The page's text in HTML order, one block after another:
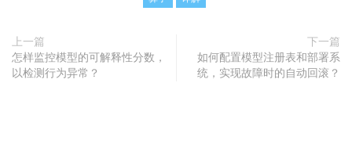
上一篇
怎样监控模型的可解释性分数，
以检测行为异常？
下一篇
如何配置模型注册表和部署系
统，实现故障时的自动回滚？